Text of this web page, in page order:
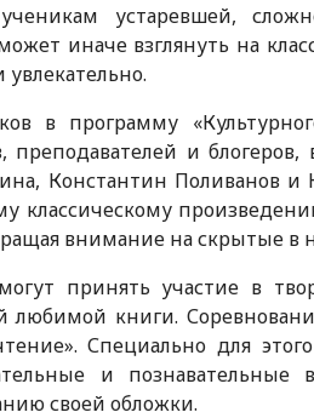
ученикам устаревшей,
иначе взглянуть на
в программу
преподавателей и
Константин Поливанов и
классическому
внимание на скрытые в
принять участие в
любимой книги.
Специально для
и
своей обложки.